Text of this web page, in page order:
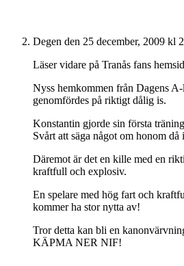
Degen den 25 december, 2009 kl
Läser vidare på Tranås fans
Nyss hemkommen från Dagens
genomfördes på riktigt dålig is.
Konstantin gjorde sin första
Svårt att säga något om honom då
Däremot är det en kille med en
kraftfull och explosiv.
En spelare med hög fart och
kommer ha stor nytta av!
Tror detta kan bli en
KÄPMA NER NIF!